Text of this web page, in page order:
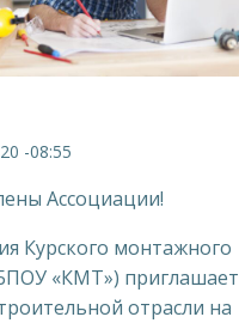
-08:55
Ассоциации!
Курского монтажного
«КМТ») приглашает
отрасли на